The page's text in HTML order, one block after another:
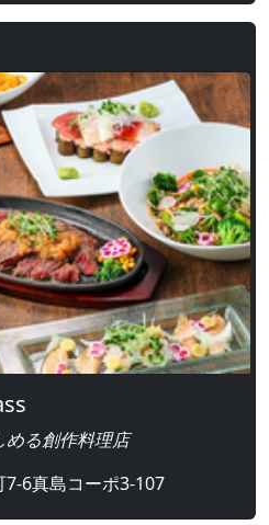
める創作料理店
6真島コーポ3-107